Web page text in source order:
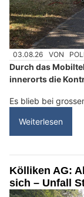
03.08.26 VON
Durch das
innerorts die
Es blieb bei
Weiterlesen
Kölliken AG:
sich – Unfall